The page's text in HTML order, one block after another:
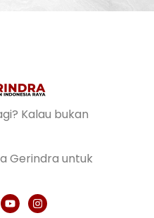
Kalau bukan
Gerindra untuk